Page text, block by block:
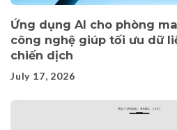
Ứng dụng AI cho phòng
công nghệ giúp tối ưu dữ
chiến dịch
July 17, 2026